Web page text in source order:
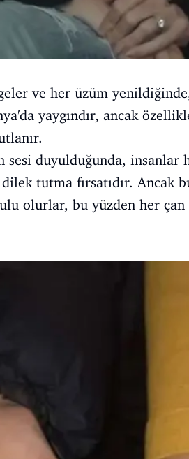
ve her üzüm
yaygındır, ancak
sesi duyulduğunda,
tutma fırsatıdır. Ancak
olurlar, bu yüzden her çan